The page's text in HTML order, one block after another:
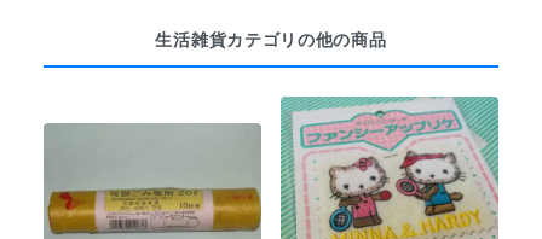
生活雑貨カテゴリの他の商品